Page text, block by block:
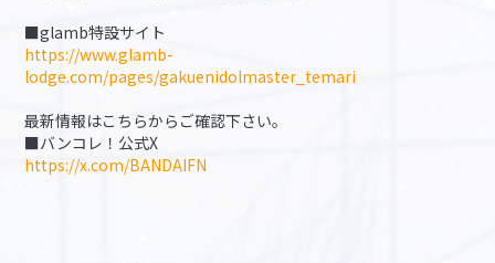
■glamb特設サイト
https://www.glamb-
lodge.com/pages/gakuenidolmaster_temari
最新情報はこちらからご確認下さい。
■バンコレ！公式X
https://x.com/BANDAIFN